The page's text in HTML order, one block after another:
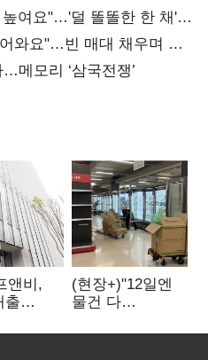
여요"…'덜 똘똘한 한 채'
와요"…빈 매대 채우며 문
메모리 ‘삼국전쟁’
앤비,
출
4.9%↑
(현장+)"12일엔
물건 다
매대 채우며 문